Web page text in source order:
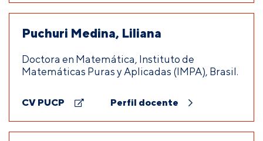
Puchuri Medina, Liliana
Doctora en Matemática, Instituto de
Matemáticas Puras y Aplicadas (IMPA), Brasil.
CV PUCP Perfil docente